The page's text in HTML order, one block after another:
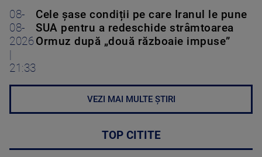
08-
08-
2026
21:33
Cele șase condiții pe care Iranul le pune
SUA pentru a redeschide strâmtoarea
Ormuz după „două războaie impuse”
VEZI MAI MULTE ȘTIRI
TOP CITITE